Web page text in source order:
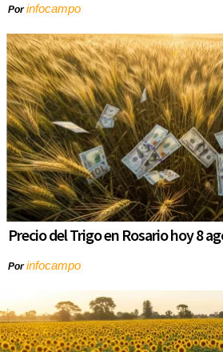
Porinfocampo
Precio del Trigo en Rosario hoy 8
Porinfocampo